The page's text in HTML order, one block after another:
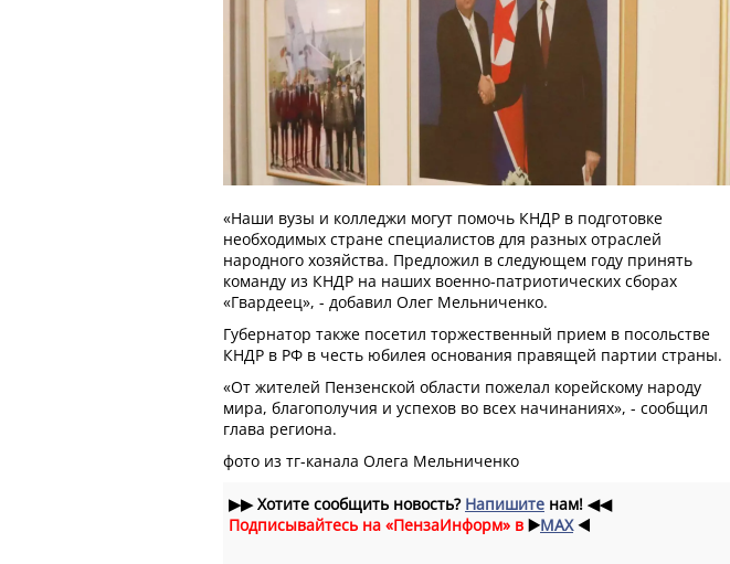
«Наши вузы и колледжи могут помочь КНДР в подготовке
необходимых стране специалистов для разных отраслей
народного хозяйства. Предложил в следующем году принять
команду из КНДР на наших военно-патриотических сборах
«Гвардеец», - добавил Олег Мельниченко.
Губернатор также посетил торжественный прием в посольстве
КНДР в РФ в честь юбилея основания правящей партии страны.
«От жителей Пензенской области пожелал корейскому народу
мира, благополучия и успехов во всех начинаниях», - сообщил
глава региона.
фото из тг-канала Олега Мельниченко
▶▶Хотите сообщить новость? Напишите нам! ◀◀
Подписывайтесь на «ПензаИнформ» в ▶️MAX ◀️